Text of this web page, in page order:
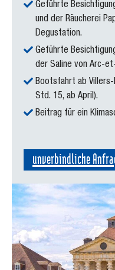
Geführte
und der Räucherei
Degustation.
Geführte
der Saline von Arc-
Bootsfahrt ab Villers-
Std. 15, ab April).
Beitrag für ein
unverbindliche